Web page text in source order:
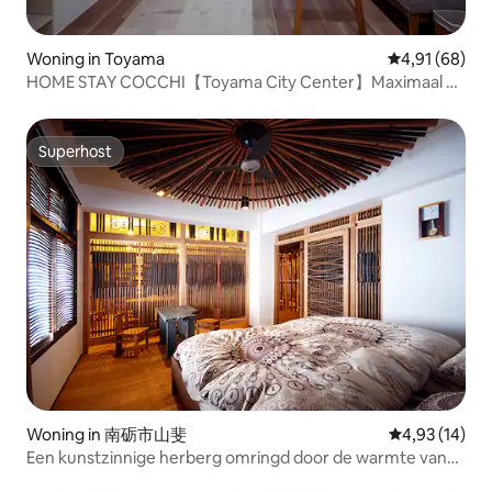
Woning in Toyama Gemiddelde
4,91 (68)
HOME STAY COCCHI【Toyama City Center】Maximaal 7
huis｜Op loopafstand van Toyama Station
Superhost
Superhost
Woning in 南砺市山斐 Gemiddelde
4,93 (14)
Een kunstzinnige herberg omringd door de warmte van